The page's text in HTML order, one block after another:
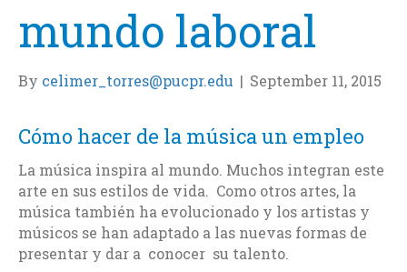
mundo laboral
By celimer_torres@pucpr.edu | September 11, 2015
Cómo hacer de la música un empleo
La música inspira al mundo. Muchos integran este
arte en sus estilos de vida. Como otros artes, la
música también ha evolucionado y los artistas y
músicos se han adaptado a las nuevas formas de
presentar y dar a conocer su talento.